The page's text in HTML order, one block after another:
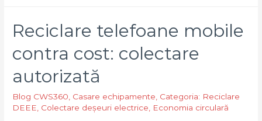
uzate:
corectă
și
Reciclare telefoane mobile
contra cost: colectare
autorizată
Blog CWS360 Casare echipamente Categoria: Reciclare
DEEE Colectare deșeuri electrice Economia circulară